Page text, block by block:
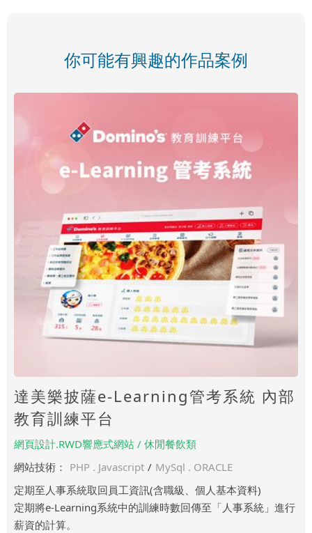
你可能有興趣的作品案例
達美樂披薩e-Learning管考系統 內部
教育訓練平台
網頁設計.RWD響應式網站 / 休閒餐飲類
網站技術： PHP . Javascript / MySql . ORACLE
定期至人事系統取回員工資訊(含職級、個人基本資料)
定期將e-Learning系統中的訓練時數回傳至「人事系統」進行
薪資的計算。